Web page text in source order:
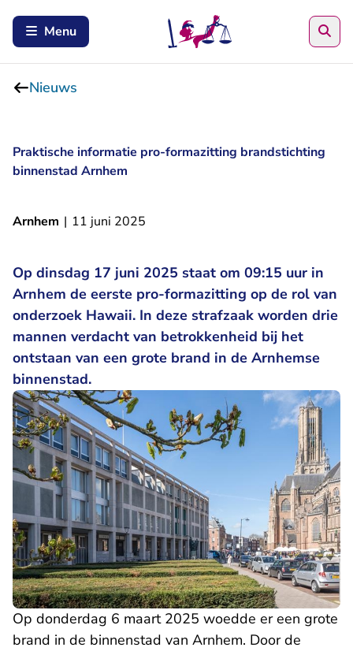
Menu
Nieuws
Praktische informatie pro-formazitting brandstichting
binnenstad Arnhem
Arnhem | 11 juni 2025
Op dinsdag 17 juni 2025 staat om 09:15 uur in
Arnhem de eerste pro-formazitting op de rol van
onderzoek Hawaii. In deze strafzaak worden drie
mannen verdacht van betrokkenheid bij het
ontstaan van een grote brand in de Arnhemse
binnenstad.
Op donderdag 6 maart 2025 woedde er een grote
brand in de binnenstad van Arnhem. Door de